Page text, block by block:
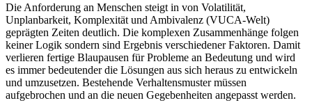
Die Anforderung an Menschen steigt in von Volatilität,
Unplanbarkeit, Komplexität und Ambivalenz (VUCA-Welt)
geprägten Zeiten deutlich. Die komplexen Zusammenhänge folgen
keiner Logik sondern sind Ergebnis verschiedener Faktoren. Damit
verlieren fertige Blaupausen für Probleme an Bedeutung und wird
es immer bedeutender die Lösungen aus sich heraus zu entwickeln
und umzusetzen. Bestehende Verhaltensmuster müssen
aufgebrochen und an die neuen Gegebenheiten angepasst werden.